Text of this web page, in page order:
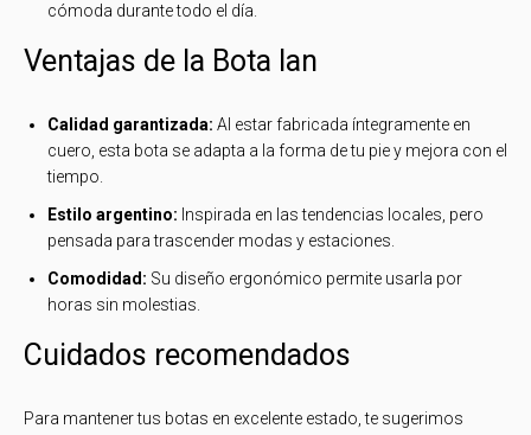
cómoda durante todo el día.
Ventajas de la Bota Ian
Calidad garantizada: Al estar fabricada íntegramente en
cuero, esta bota se adapta a la forma de tu pie y mejora con el
tiempo.
Estilo argentino: Inspirada en las tendencias locales, pero
pensada para trascender modas y estaciones.
Comodidad: Su diseño ergonómico permite usarla por
horas sin molestias.
Cuidados recomendados
Para mantener tus botas en excelente estado, te sugerimos